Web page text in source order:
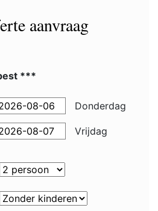
aanvraag
***
Donderdag
Vrijdag